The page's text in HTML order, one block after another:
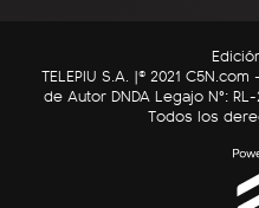
C5N Autos
RatingCero
TELEPIU S.A. |© 2021
de Autor DNDA Legajo N°:
Todos los